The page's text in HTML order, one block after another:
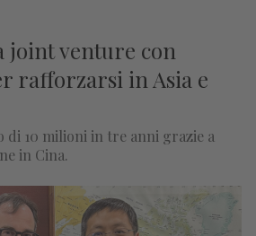
joint venture con
rafforzarsi in Asia e
di 10 milioni in tre anni grazie a
in Cina.